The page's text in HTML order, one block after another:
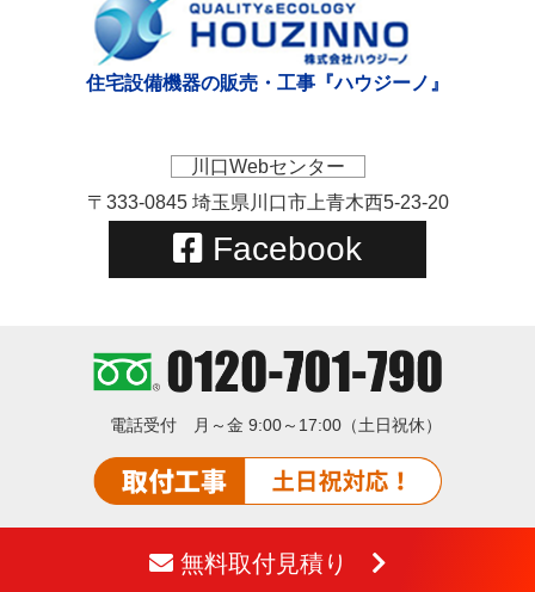
住宅設備機器の販売・工事『ハウジーノ』
川口Webセンター
〒333-0845 埼玉県川口市上青木西5-23-20
Facebook
電話受付 月～金 9:00～17:00（土日祝休）
無料取付見積り